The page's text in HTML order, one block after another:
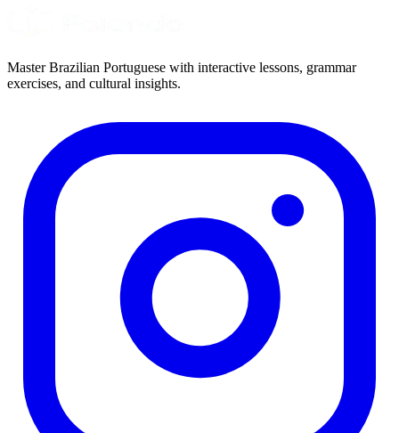
Master Brazilian Portuguese with interactive lessons, grammar
exercises, and cultural insights.